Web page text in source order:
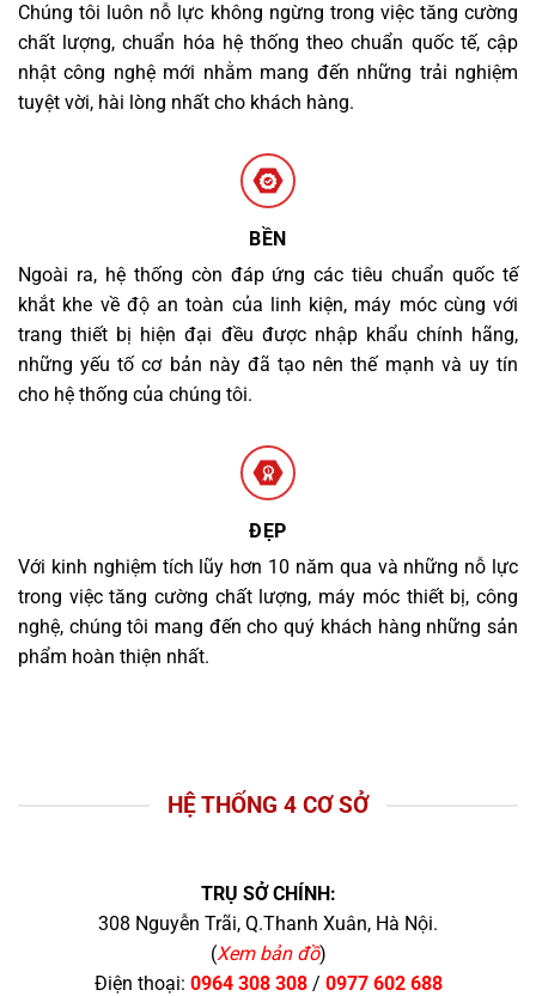
Chúng tôi luôn nỗ lực không ngừng trong việc tăng cường
chất lượng, chuẩn hóa hệ thống theo chuẩn quốc tế, cập
nhật công nghệ mới nhằm mang đến những trải nghiệm
tuyệt vời, hài lòng nhất cho khách hàng.
BỀN
Ngoài ra, hệ thống còn đáp ứng các tiêu chuẩn quốc tế
khắt khe về độ an toàn của linh kiện, máy móc cùng với
trang thiết bị hiện đại đều được nhập khẩu chính hãng,
những yếu tố cơ bản này đã tạo nên thế mạnh và uy tín
cho hệ thống của chúng tôi.
ĐẸP
Với kinh nghiệm tích lũy hơn 10 năm qua và những nỗ lực
trong việc tăng cường chất lượng, máy móc thiết bị, công
nghệ, chúng tôi mang đến cho quý khách hàng những sản
phẩm hoàn thiện nhất.
HỆ THỐNG 4 CƠ SỞ
TRỤ SỞ CHÍNH:
308 Nguyễn Trãi, Q.Thanh Xuân, Hà Nội.
(Xem bản đồ)
Điện thoại: 0964 308 308/ 0977 602 688